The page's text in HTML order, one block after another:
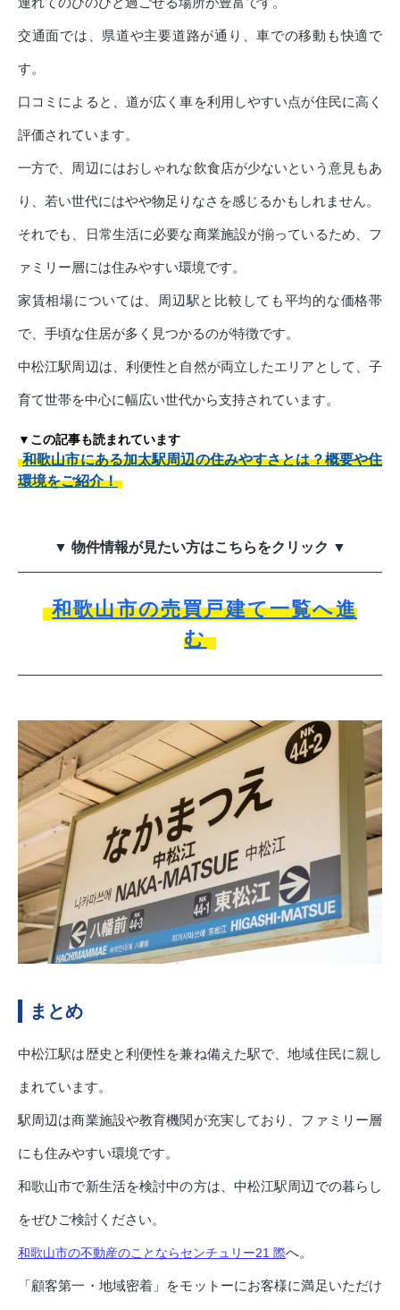
交通面では、県道や主要道路が通り、車での移動も快適で
す。
口コミによると、道が広く車を利用しやすい点が住民に高く
評価されています。
一方で、周辺にはおしゃれな飲食店が少ないという意見もあ
り、若い世代にはやや物足りなさを感じるかもしれません。
それでも、日常生活に必要な商業施設が揃っているため、フ
ァミリー層には住みやすい環境です。
家賃相場については、周辺駅と比較しても平均的な価格帯
で、手頃な住居が多く見つかるのが特徴です。
中松江駅周辺は、利便性と自然が両立したエリアとして、子
育て世帯を中心に幅広い世代から支持されています。
▼この記事も読まれています
和歌山市にある加太駅周辺の住みやすさとは？概要や住
環境をご紹介！
▼ 物件情報が見たい方はこちらをクリック ▼
和歌山市の売買戸建て一覧へ進
む
まとめ
中松江駅は歴史と利便性を兼ね備えた駅で、地域住民に親し
まれています。
駅周辺は商業施設や教育機関が充実しており、ファミリー層
にも住みやすい環境です。
和歌山市で新生活を検討中の方は、中松江駅周辺での暮らし
をぜひご検討ください。
和歌山市の不動産のことならセンチュリー21 際へ。
「顧客第一・地域密着」をモットーにお客様に満足いただけ